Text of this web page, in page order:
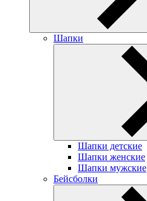
Шапки
Шапки детские
Шапки женские
Шапки мужские
Бейсболки